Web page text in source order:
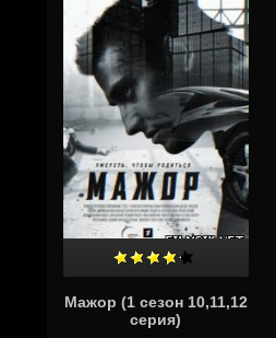
Мажор (1 сезон 10,11,12
серия)